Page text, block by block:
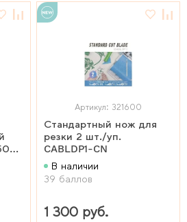
Артикул: 321600
Стандартный нож для
резки 2 шт./уп.
CABLDP1-CN
В наличии
39 баллов
1 300 руб.